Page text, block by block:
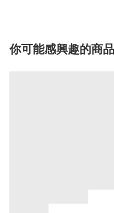
你可能感興趣的商品